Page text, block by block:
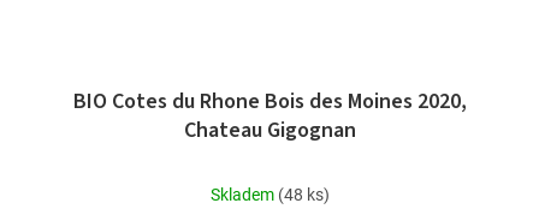
BIO Cotes du Rhone Bois des Moines 2020,
Chateau Gigognan
Průměrné
Skladem (48 ks)